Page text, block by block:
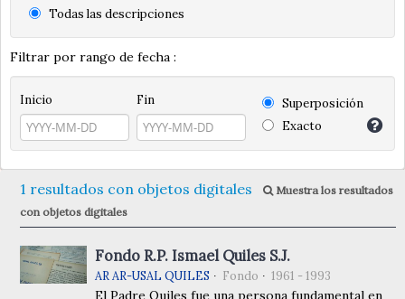
Todas las descripciones
Filtrar por rango de fecha :
Inicio Fin
Superposición
Exacto
1 resultados con objetos digitales
Muestra los resultados
con objetos digitales
Fondo R.P. Ismael Quiles S.J.
AR AR-USAL QUILES Fondo 1961 - 1993
El Padre Quiles fue una persona fundamental en